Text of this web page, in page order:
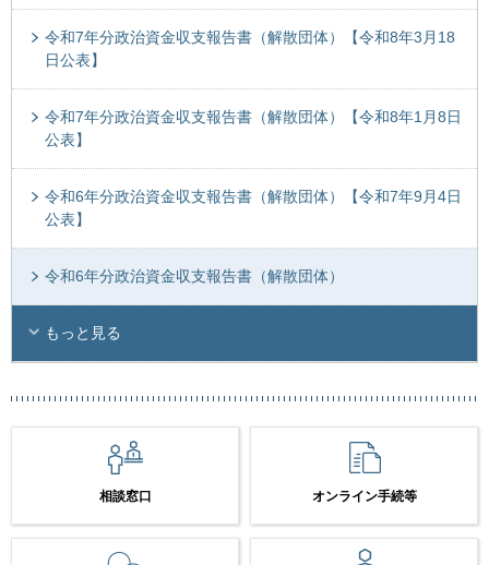
令和7年分政治資金収支報告書（解散団体）【令和8年3月18
日公表】
令和7年分政治資金収支報告書（解散団体）【令和8年1月8日
公表】
令和6年分政治資金収支報告書（解散団体）【令和7年9月4日
公表】
令和6年分政治資金収支報告書（解散団体）
もっと見る
相談窓口 オンライン手続等